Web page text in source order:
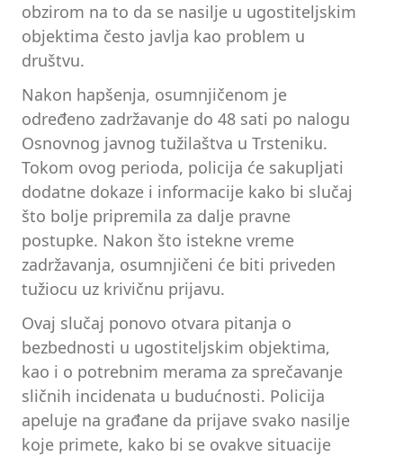
obzirom na to da se nasilje u ugostiteljskim
objektima često javlja kao problem u
društvu.
Nakon hapšenja, osumnjičenom je
određeno zadržavanje do 48 sati po nalogu
Osnovnog javnog tužilaštva u Trsteniku.
Tokom ovog perioda, policija će sakupljati
dodatne dokaze i informacije kako bi slučaj
što bolje pripremila za dalje pravne
postupke. Nakon što istekne vreme
zadržavanja, osumnjičeni će biti priveden
tužiocu uz krivičnu prijavu.
Ovaj slučaj ponovo otvara pitanja o
bezbednosti u ugostiteljskim objektima,
kao i o potrebnim merama za sprečavanje
sličnih incidenata u budućnosti. Policija
apeluje na građane da prijave svako nasilje
koje primete, kako bi se ovakve situacije